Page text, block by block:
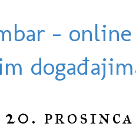
-
prosinca